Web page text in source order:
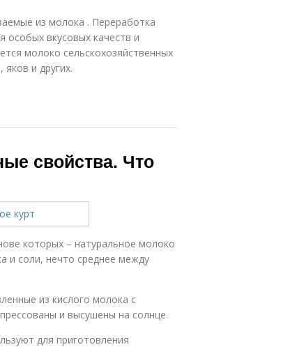
из молока . Переработка
особых вкусовых качеств и
молоко сельскохозяйственных
и других.
свойства. Что
которых – натуральное молоко
и соли, нечто среднее между
из кислого молока с
и высушены на солнце.
для приготовления